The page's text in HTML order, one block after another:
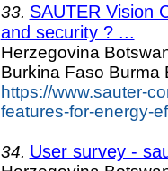
33. SAUTER Vision
and security ? ...
Herzegovina
Burkina Faso Burma
https://www.sauter-
features-for-energy-
34. User survey -